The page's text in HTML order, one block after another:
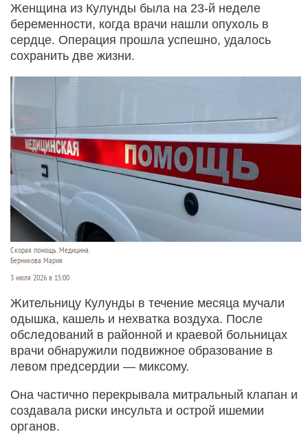
Женщина из Кулунды была на 23-й неделе
беременности, когда врачи нашли опухоль в
сердце. Операция прошла успешно, удалось
сохранить две жизни.
Скорая помощь. Медицина.
Берникова Мария
3 июля 2026 в 15:00
Жительницу Кулунды в течение месяца мучали
одышка, кашель и нехватка воздуха. После
обследований в районной и краевой больницах
врачи обнаружили подвижное образование в
левом предсердии — миксому.
Она частично перекрывала митральный клапан и
создавала риски инсульта и острой ишемии
органов.